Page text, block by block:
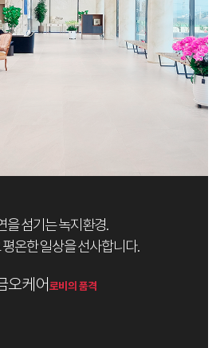
을 섬기는 녹지환경.
온한 일상을 선사합니다.
오케어로비의 품격